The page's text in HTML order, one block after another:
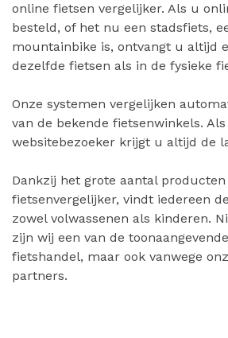
online fietsen vergelijker. Als u
besteld, of het nu een stadsfiets,
mountainbike is, ontvangt u altijd
dezelfde fietsen als in de fysieke
Onze systemen vergelijken
van de bekende fietsenwinkels. Als
websitebezoeker krijgt u altijd de
Dankzij het grote aantal
fietsenvergelijker, vindt iedereen
zowel volwassenen als kinderen.
zijn wij een van de
fietshandel, maar ook vanwege
partners.